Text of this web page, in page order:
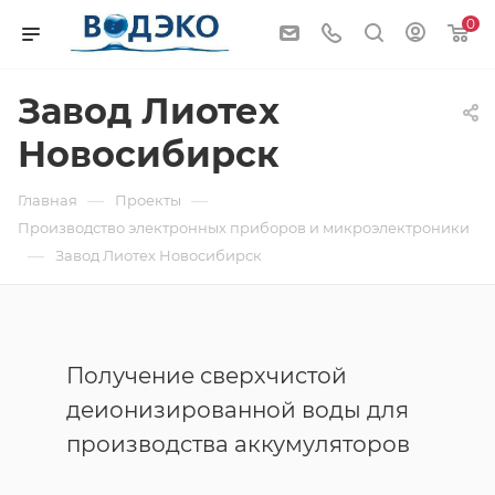
0
Завод Лиотех
Новосибирск
Главная — Проекты —
Производство электронных приборов и микроэлектроники
— Завод Лиотех Новосибирск
Получение сверхчистой
деионизированной воды для
производства аккумуляторов